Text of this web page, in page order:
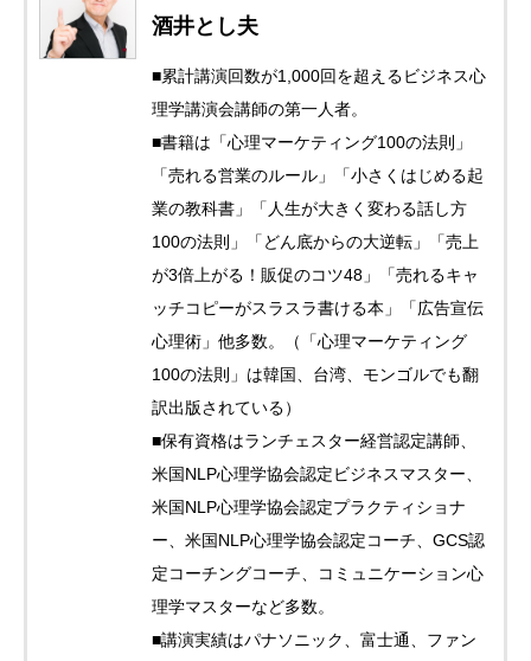
酒井とし夫
■累計講演回数が1,000回を超えるビジネス心
理学講演会講師の第一人者。
■書籍は「心理マーケティング100の法則」
「売れる営業のルール」「小さくはじめる起
業の教科書」「人生が大きく変わる話し方
100の法則」「どん底からの大逆転」「売上
が3倍上がる！販促のコツ48」「売れるキャ
ッチコピーがスラスラ書ける本」「広告宣伝
心理術」他多数。（「心理マーケティング
100の法則」は韓国、台湾、モンゴルでも翻
訳出版されている）
■保有資格はランチェスター経営認定講師、
米国NLP心理学協会認定ビジネスマスター、
米国NLP心理学協会認定プラクティショナ
ー、米国NLP心理学協会認定コーチ、GCS認
定コーチングコーチ、コミュニケーション心
理学マスターなど多数。
■講演実績はパナソニック、富士通、ファン